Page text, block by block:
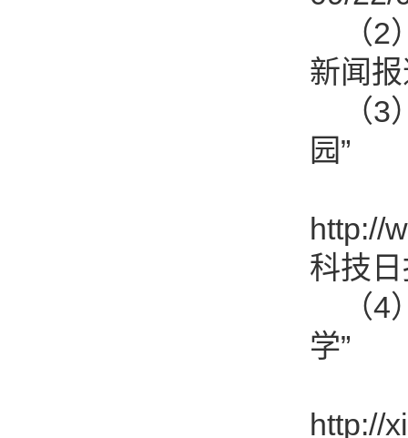
（2
新闻
（3
园”
http://
科技
（4
学”
http://